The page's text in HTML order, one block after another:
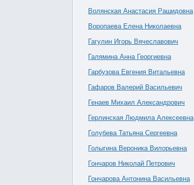
Волянская Анастасия Рашидовна
Воропаева Елена Николаевна
Гагулин Игорь Вячеславович
Галямина Анна Георгиевна
Гарбузова Евгения Витальевна
Гафаров Валерий Васильевич
Генаев Михаил Александрович
Герлинская Людмила Алексеевна
Голубева Татьяна Сергеевна
Голыгина Вероника Вилорьевна
Гончаров Николай Петрович
Гончарова Антонина Васильевна